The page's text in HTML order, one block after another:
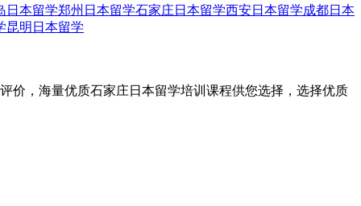
日本留学郑州日本留学石家庄日本留学西安日本留学成都日本
昆明日本留学
价，海量优质石家庄日本留学培训课程供您选择，选择优质